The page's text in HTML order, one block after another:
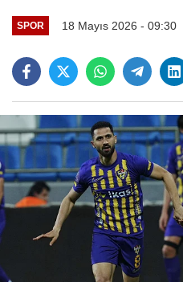
SPOR 18 Mayıs 2026 - 09:30